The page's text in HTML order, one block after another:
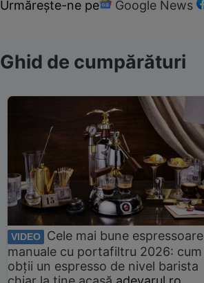
Urmărește-ne pe Google News
Ghid de cumpărături
VIDEO
Cele mai bune espressoare
manuale cu portafiltru 2026: cum
obții un espresso de nivel barista